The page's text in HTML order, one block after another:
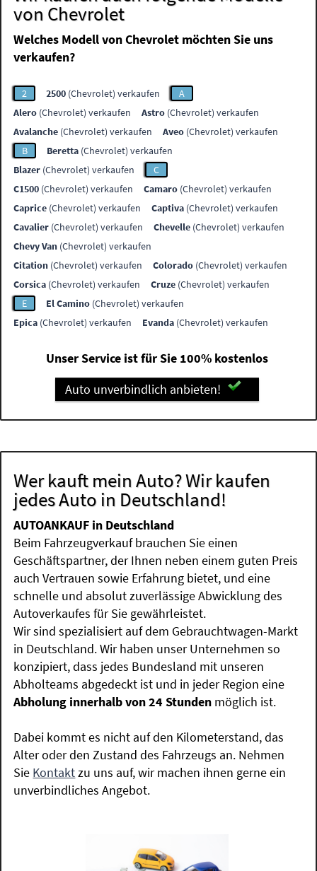
von Chevrolet
Welches Modell von Chevrolet möchten Sie uns
verkaufen?
2 2500 (Chevrolet) verkaufen
A
Alero (Chevrolet) verkaufen Astro (Chevrolet) verkaufen
Avalanche (Chevrolet) verkaufen Aveo (Chevrolet) verkaufen
B
Beretta (Chevrolet) verkaufen
Blazer (Chevrolet) verkaufen
C
C1500 (Chevrolet) verkaufen Camaro (Chevrolet) verkaufen
Caprice (Chevrolet) verkaufen Captiva (Chevrolet) verkaufen
Cavalier (Chevrolet) verkaufen Chevelle (Chevrolet) verkaufen
Chevy Van (Chevrolet) verkaufen
Citation (Chevrolet) verkaufen Colorado (Chevrolet) verkaufen
Corsica (Chevrolet) verkaufen Cruze (Chevrolet) verkaufen
E
El Camino (Chevrolet) verkaufen
Epica (Chevrolet) verkaufen Evanda (Chevrolet) verkaufen
Unser Service ist für Sie 100% kostenlos
Auto unverbindlich anbieten!
Wer kauft mein Auto? Wir kaufen
jedes Auto in Deutschland!
AUTOANKAUF in Deutschland
Beim Fahrzeugverkauf brauchen Sie einen
Geschäftspartner, der Ihnen neben einem guten Preis
auch Vertrauen sowie Erfahrung bietet, und eine
schnelle und absolut zuverlässige Abwicklung des
Autoverkaufes für Sie gewährleistet.
Wir sind spezialisiert auf dem Gebrauchtwagen-Markt
in Deutschland. Wir haben unser Unternehmen so
konzipiert, dass jedes Bundesland mit unseren
Abholteams abgedeckt ist und in jeder Region eine
Abholung innerhalb von 24 Stunden möglich ist.
Dabei kommt es nicht auf den Kilometerstand, das
Alter oder den Zustand des Fahrzeugs an. Nehmen
Sie Kontaktzu uns auf, wir machen ihnen gerne ein
unverbindliches Angebot.